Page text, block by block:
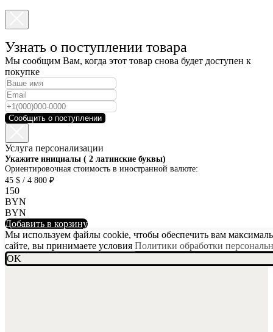
Узнать о поступлении товара
Мы сообщим Вам, когда этот товар снова будет доступен к
покупке
Сообщить о поступлении
Услуга персонализации
Укажите инициалы ( 2 латинские буквы)
Ориентировочная стоимость в иностранной валюте:
45 $ / 4 800 ₽
150
BYN
BYN
Добавить в корзину
Мы используем файлы cookie, чтобы обеспечить вам
сайте, вы принимаете условия Политики обработки
OK